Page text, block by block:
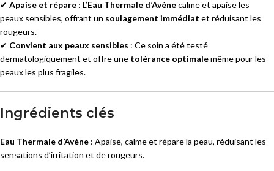
✔ Apaise et répare : L’Eau Thermale d’Avènecalme et apaise les
peaux sensibles, offrant un soulagement immédiat et réduisant les
rougeurs.
✔ Convient aux peaux sensibles : Ce soin a été testé
dermatologiquement et offre une tolérance optimalemême pour les
peaux les plus fragiles.
Ingrédients clés
Eau Thermale d’Avène : Apaise, calme et répare la peau, réduisant les
sensations d’irritation et de rougeurs.